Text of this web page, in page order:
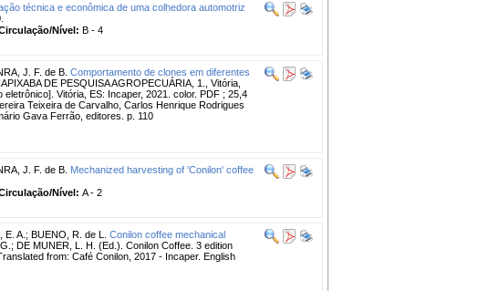
técnica e econômica de uma colhedora automotriz
Nível: B - 4
J. F. de B. Comportamento de clones em diferentes
DE PESQUISA AGROPECUÁRIA, 1., Vitória,
Vitória, ES: Incaper, 2021. color. PDF ; 25,4
Teixeira de Carvalho, Carlos Henrique Rodrigues
Gava Ferrão, editores. p. 110
J. F. de B. Mechanized harvesting of 'Conilon' coffee
Nível: A - 2
E. A. ; BUENO, R. de L.
Conilon coffee mechanical
DE MUNER, L. H. (Ed.). Conilon Coffee. 3 edition
from: Café Conilon, 2017 - Incaper. English